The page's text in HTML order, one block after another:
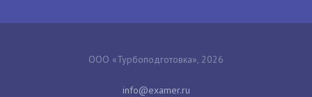
ООО «Турбоподготовка», 2026